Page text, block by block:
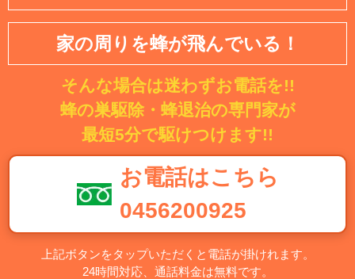
家の周りを蜂が飛んでいる！
そんな場合は迷わずお電話を!!
蜂の巣駆除・蜂退治の専門家が
最短5分で駆けつけます!!
お電話はこちら
0456200925
上記ボタンをタップいただくと電話が掛けれます。
24時間対応、通話料金は無料です。